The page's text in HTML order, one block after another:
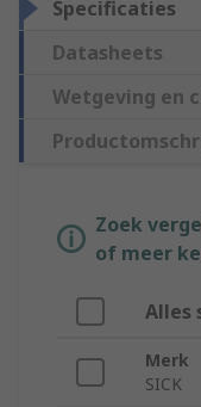
Specificaties
Datasheets
Wetgeving en
Zoek
of meer
Alles
Merk
SICK